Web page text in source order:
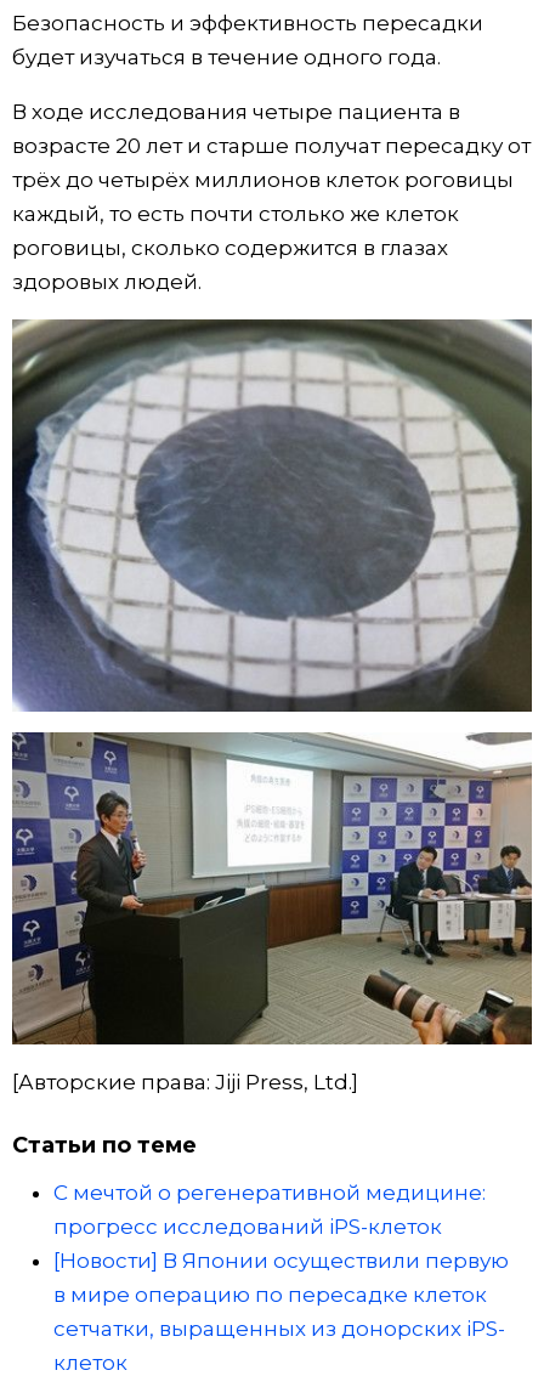
Безопасность и эффективность пересадки
будет изучаться в течение одного года.
В ходе исследования четыре пациента в
возрасте 20 лет и старше получат пересадку от
трёх до четырёх миллионов клеток роговицы
каждый, то есть почти столько же клеток
роговицы, сколько содержится в глазах
здоровых людей.
[Авторские права: Jiji Press, Ltd.]
Статьи по теме
C мечтой о регенеративной медицине:
прогресс исследований iPS-клеток
[Новости] В Японии осуществили первую
в мире операцию по пересадке клеток
сетчатки, выращенных из донорских iPS-
клеток